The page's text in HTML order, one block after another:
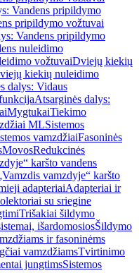
Vandens pripildymo
pripildymo vožtuvai
Vandens pripildymo
nuleidimo
vožtuvaiDviejų kiekių
kiekių nuleidimo
dalys: Vidaus
Atsarginės dalys:
MygtukaiTiekimo
MLSistemos
vamzdžiaiFasoninės
MovosRedukcinės
karšto vandens
vamzdyje“ karšto
adapteriaiAdapteriai ir
su sriegine
Trišakiai šildymo
išardomosiosŠildymo
ir fasoninėms
vamzdžiamsTvirtinimo
jungtimsSistemos